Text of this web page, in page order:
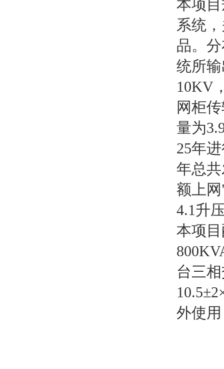
本项
系统
品。
统所
10KV
网柜
量为
25年
年总
额上
4.1升
本项
台三
外使